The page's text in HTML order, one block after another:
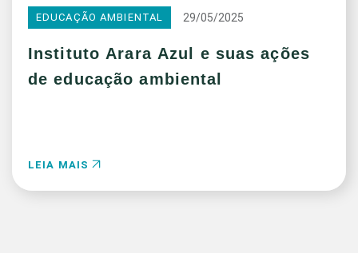
EDUCAÇÃO AMBIENTAL 29/05/2025
Instituto Arara Azul e suas ações
de educação ambiental
LEIA MAIS